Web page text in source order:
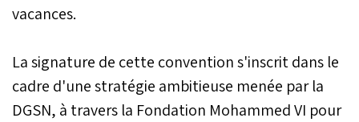
vacances.
La signature de cette convention s'inscrit dans le
cadre d'une stratégie ambitieuse menée par la
DGSN, à travers la Fondation Mohammed VI pour